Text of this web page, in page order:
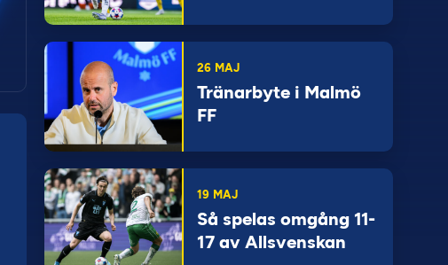
26 MAJ
Tränarbyte i Malmö
FF
19 MAJ
Så spelas omgång 11-
17 av Allsvenskan